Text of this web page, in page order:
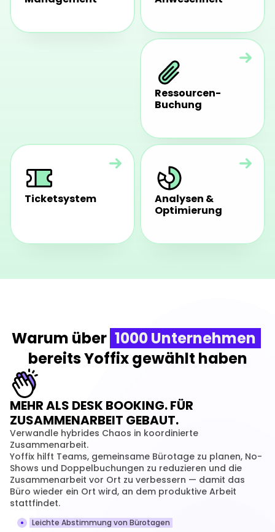
Ressourcen-
Buchung
Ticketsystem
Analysen &
Optimierung
Warum über 1000 Unternehmen
bereits Yoffix gewählt haben
MEHR ALS DESK BOOKING. FÜR
ZUSAMMENARBEIT GEBAUT.
Verwandle hybrides Chaos in koordinierte
Zusammenarbeit.
Yoffix hilft Teams, gemeinsame Bürotage zu planen, No-
Shows und Doppelbuchungen zu reduzieren und die
Zusammenarbeit vor Ort zu verbessern — damit das
Büro wieder ein Ort wird, an dem produktive Arbeit
stattfindet.
Leichte Abstimmung von Bürotagen